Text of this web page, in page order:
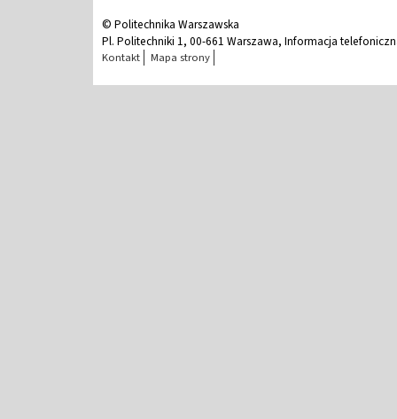
© Politechnika Warszawska
Pl. Politechniki 1, 00-661 Warszawa, Informacja
Kontakt Mapa strony